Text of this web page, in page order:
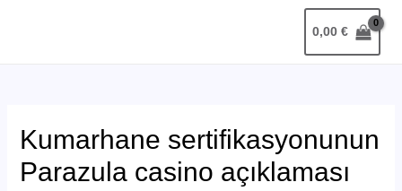
0,00€
Kumarhane sertifikasyonunun
Parazula casino açıklaması